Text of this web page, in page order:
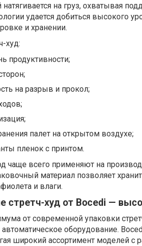
на груз, охватывая
удается добиться высокого
и хранении.
худ:
продуктивности;
на разрыв и прокол;
палет на открытом воздухе;
пленок с принтом.
чаще всего применяют на
материал позволяет
и влаги.
стретч-худ от Bocedi —
от современной упаковки
оборудование.
широкий ассортимент моделей с